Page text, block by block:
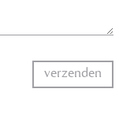
verzenden